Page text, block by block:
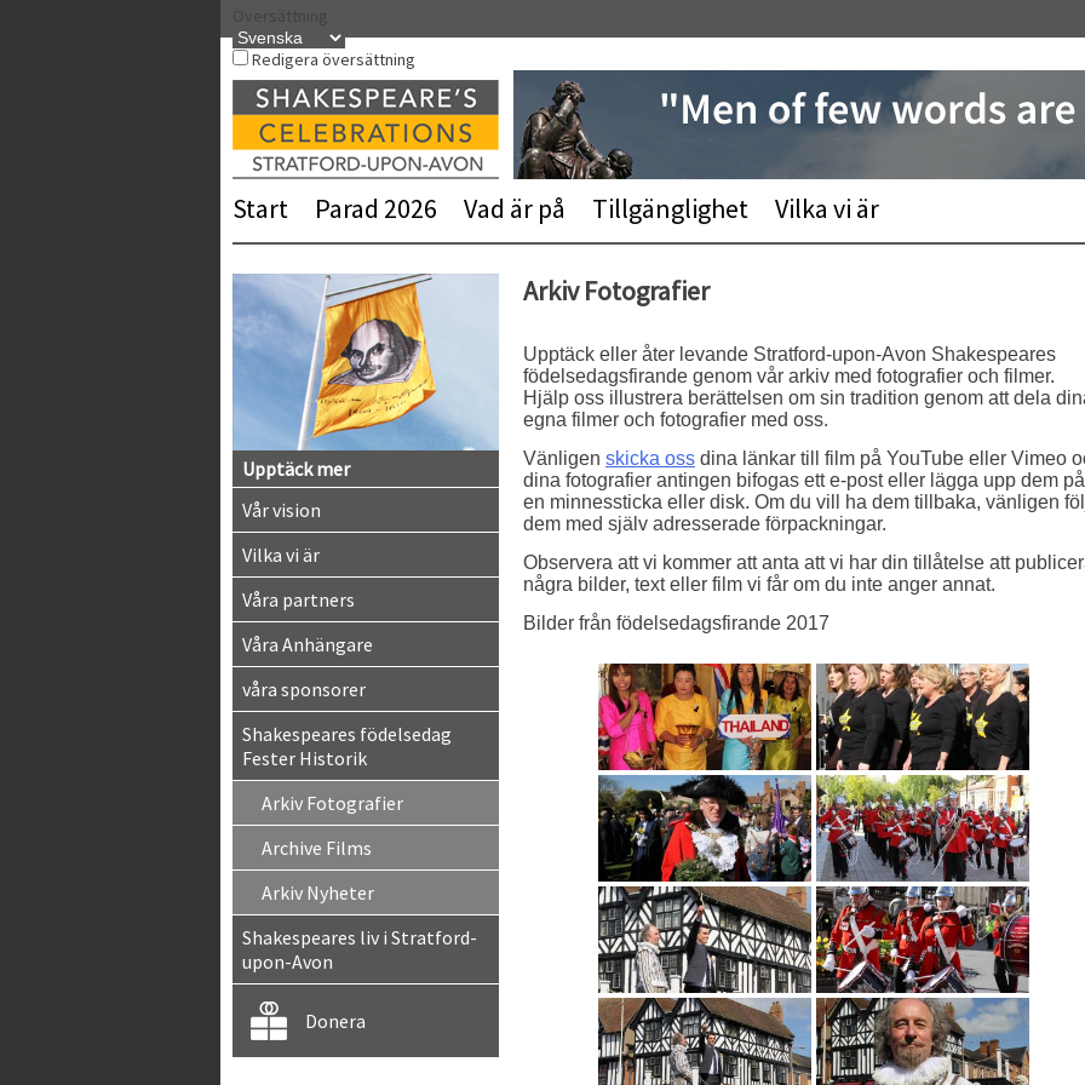
Redigera översättning
Start Parad 2026 Vad är på Tillgänglighet Vilka vi är
Upptäck mer
Vår vision
Vilka vi är
Våra partners
Våra Anhängare
våra sponsorer
Shakespeares födelsedag
Fester Historik
Arkiv Fotografier
Archive Films
Arkiv Nyheter
Shakespeares liv i Stratford-
upon-Avon
Donera
Arkiv Fotografier
Upptäck eller åter levande Stratford-upon-Avon Shakespeares
födelsedagsfirande genom vår arkiv med fotografier och filmer.
Hjälp oss illustrera berättelsen om sin tradition genom att dela
egna filmer och fotografier med oss.
Vänligen skicka oss dina länkar till film på YouTube eller Vimeo
dina fotografier antingen bifogas ett e-post eller lägga upp dem på
en minnessticka eller disk. Om du vill ha dem tillbaka, vänligen
dem med själv adresserade förpackningar.
Observera att vi kommer att anta att vi har din tillåtelse att
några bilder, text eller film vi får om du inte anger annat.
Bilder från födelsedagsfirande 2017